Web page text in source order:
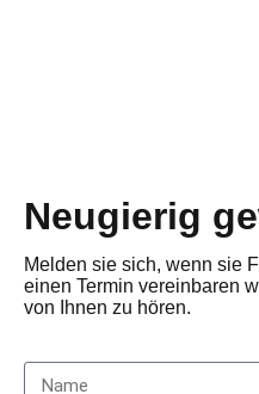
Neugierig
Melden sie sich, wenn sie
einen Termin vereinbaren
von Ihnen zu hören.